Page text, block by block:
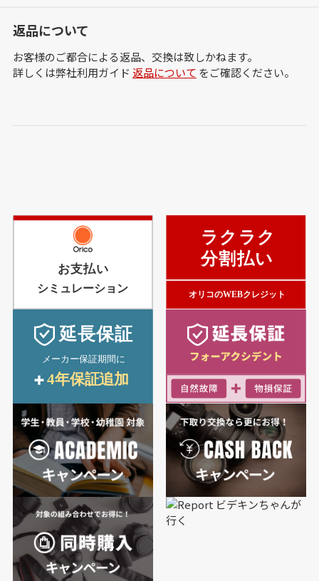
返品について
お客様のご都合による返品、交換は致しかねます。
詳しくは弊社利用ガイド 返品について をご確認ください。